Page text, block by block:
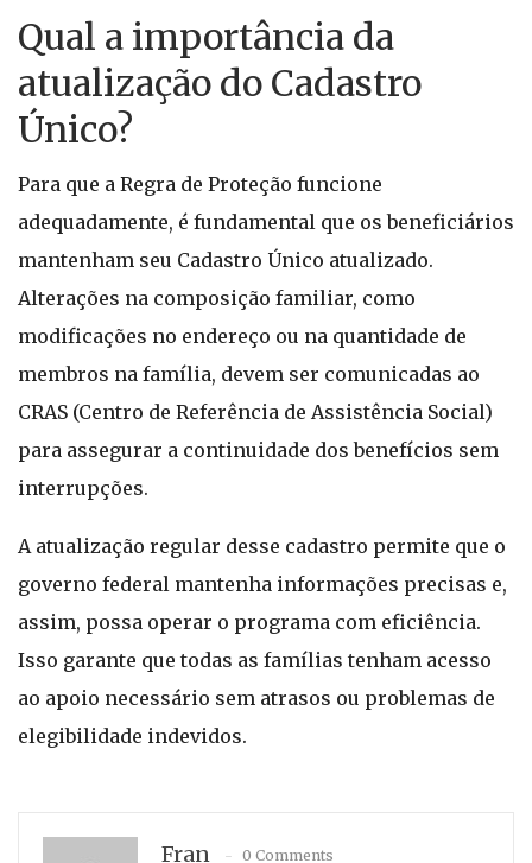
Qual a importância da
atualização do Cadastro
Único?
Para que a Regra de Proteção funcione
adequadamente, é fundamental que os beneficiários
mantenham seu Cadastro Único atualizado.
Alterações na composição familiar, como
modificações no endereço ou na quantidade de
membros na família, devem ser comunicadas ao
CRAS (Centro de Referência de Assistência Social)
para assegurar a continuidade dos benefícios sem
interrupções.
A atualização regular desse cadastro permite que o
governo federal mantenha informações precisas e,
assim, possa operar o programa com eficiência.
Isso garante que todas as famílias tenham acesso
ao apoio necessário sem atrasos ou problemas de
elegibilidade indevidos.
Fran 0 Comments